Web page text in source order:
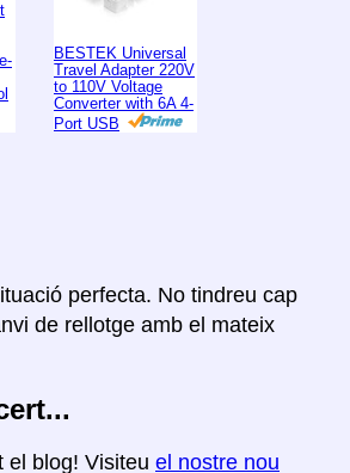
BESTEK Universal
Travel Adapter 220V
to 110V Voltage
Converter with 6A 4-
Port USB
perfecta. No tindreu cap
de rellotge amb el mateix
el blog! Visiteu el nostre nou